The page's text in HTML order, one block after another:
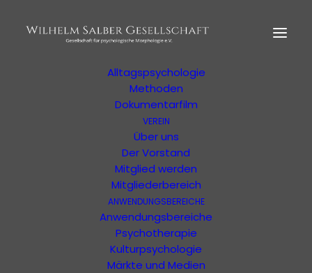
MORPHOLOGIE
Der Begründer
Alltagspsychologie
Methoden
Dokumentarfilm
VEREIN
Über uns
Der Vorstand
Mitglied werden
Mitgliederbereich
ANWENDUNGSBEREICHE
Anwendungsbereiche
Psychotherapie
Kulturpsychologie
Märkte und Medien
Shop Zur
Psychologischen
Morphologie
Zeitschrift "anders" kaufen und mehr